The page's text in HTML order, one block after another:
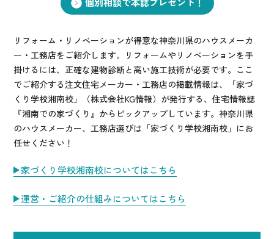
ご利用者の声・実例
お役立ち情報
公式SNSをチェック
YOUTUBE Instagram
プライバシーポリシー
リフォーム・リノベーションが得意な神奈川県のハウスメーカ
ー・工務店をご紹介します。リフォームやリノベーションを手
掛けるには、正確な建物診断と高い施工技術が必要です。ここ
でご紹介する注文住宅メーカー・工務店の掲載情報は、「家づ
くり学校湘南校」（株式会社KG情報）が発行する、住宅情報誌
『湘南での家づくり』からピックアップしています。神奈川県
のハウスメーカー、工務店選びは「家づくり学校湘南校」にお
任せください！
家づくり学校湘南校についてはこちら
運営・ご紹介の仕組みについてはこちら